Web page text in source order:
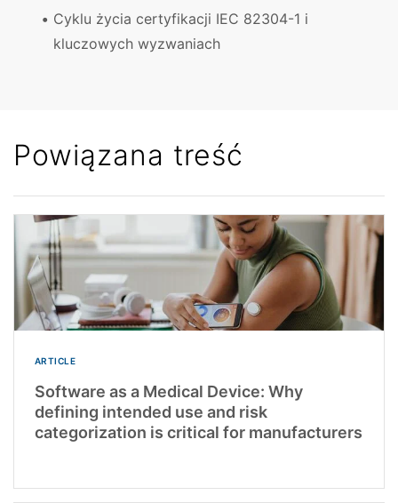
Cyklu życia certyfikacji IEC 82304-1 i
kluczowych wyzwaniach
Powiązana treść
ARTICLE
Software as a Medical Device: Why
defining intended use and risk
categorization is critical for manufacturers